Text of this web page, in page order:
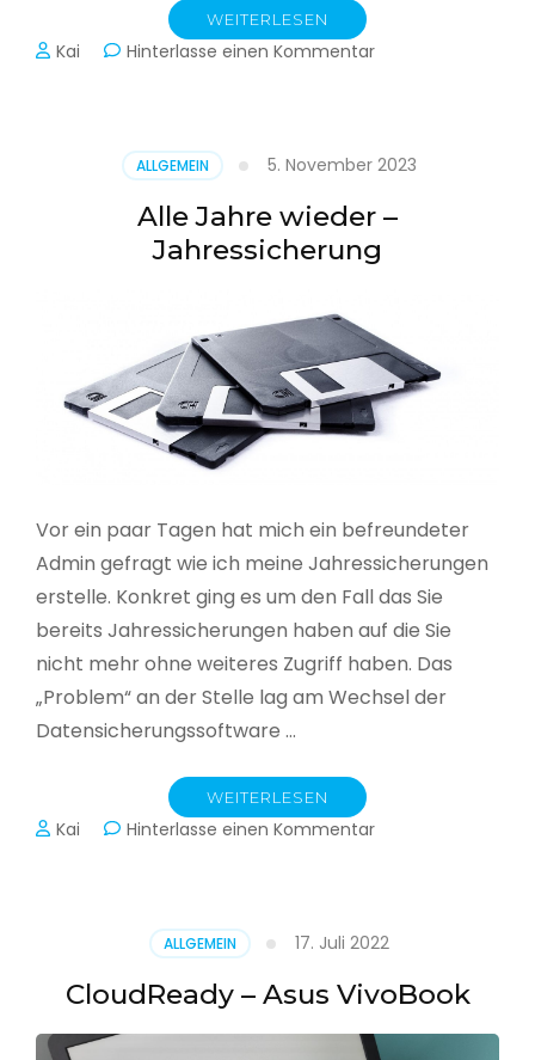
WEITERLESEN
Kai Hinterlasse einen Kommentarzu
ALLGEMEIN 5. November 2023
Alle Jahre wieder –
Jahressicherung
Vor ein paar Tagen hat mich ein befreundeter
Admin gefragt wie ich meine Jahressicherungen
erstelle. Konkret ging es um den Fall das Sie
bereits Jahressicherungen haben auf die Sie
nicht mehr ohne weiteres Zugriff haben. Das
„Problem“ an der Stelle lag am Wechsel der
Datensicherungssoftware …
WEITERLESEN
Kai Hinterlasse einen Kommentarzu
Jahressicherung
ALLGEMEIN 17. Juli 2022
CloudReady – Asus VivoBook